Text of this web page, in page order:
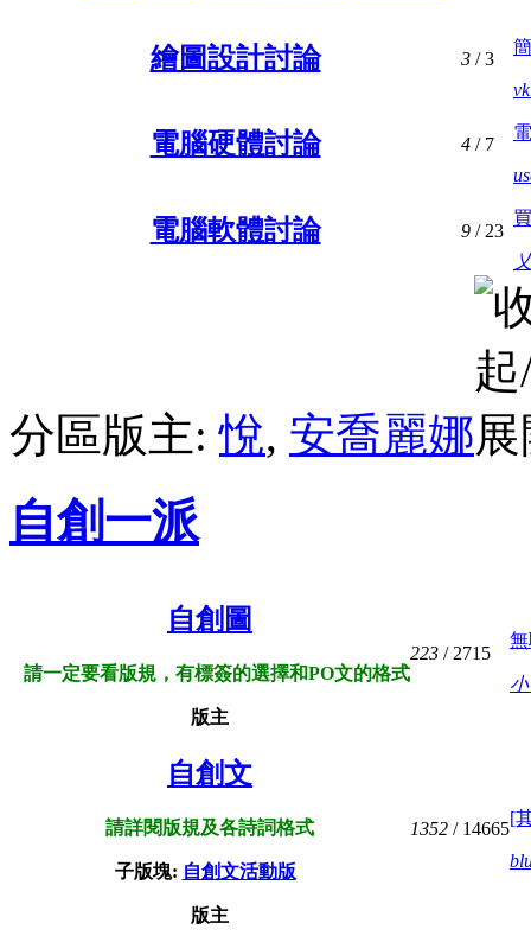
繪圖設計討論 3 / 3
電腦硬體討論 4 / 7
電腦軟體討論 9 / 23
分區版主:悅, 安喬麗娜
自創一派
自創圖
請一定要看版規，有標簽的選擇和PO文的格式
版主
223 / 2715
無
自創文
請詳閱版規及各詩詞格式
子版塊: 自創文活動版
版主
1352 / 14665
[